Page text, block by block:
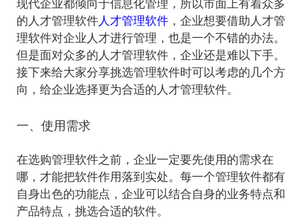
的人才管理软件人才管理软件，企业想要借助人才管
理软件对企业人才进行管理，也是一个不错的办法。
但是面对众多的人才管理软件，企业还是难以下手。
接下来给大家分享挑选管理软件时可以考虑的几个方
一、使用需求
在选购管理软件之前，企业一定要先使用的需求在
哪，才能把软件作用落到实处。每一个管理软件都有
自身出色的功能点，企业可以结合自身的业务特点和
产品特点，挑选合适的软件。